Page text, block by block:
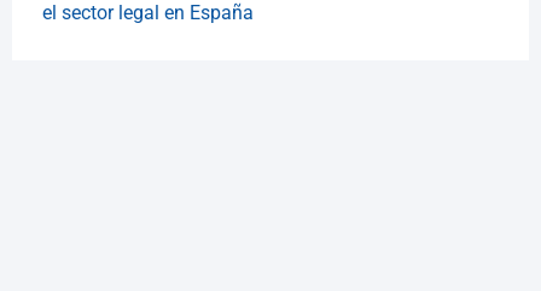
el sector legal en España